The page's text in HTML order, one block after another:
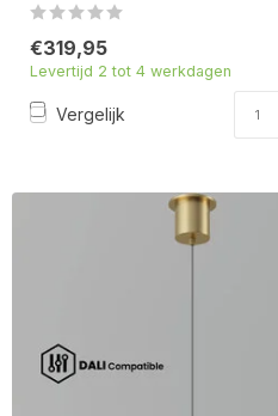
€319,95
Levertijd 2 tot 4 werkdagen
Vergelijk